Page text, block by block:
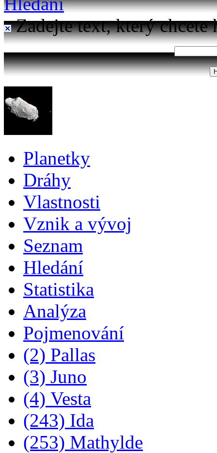
Zadejte text, který chcete
Planetky
Dráhy
Vlastnosti
Vznik a vývoj
Seznam
Hledání
Statistika
Analýza
Pojmenování
(2) Pallas
(3) Juno
(4) Vesta
(243) Ida
(253) Mathylde